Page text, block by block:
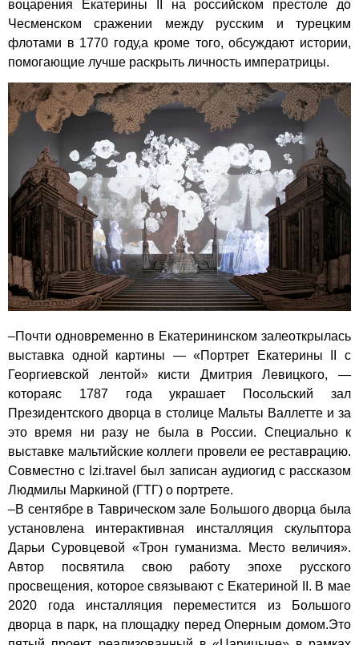
воцарения Екатерины II на российском престоле до
Чесменском сражении между русским и турецким
флотами в 1770 году,а кроме того, обсуждают истории,
помогающие лучше раскрыть личность императрицы.
–Почти одновременно в Екатерининском залеоткрылась
выставка одной картины — «Портрет Екатерины II с
Георгиевской лентой» кисти Дмитрия Левицкого, —
котораяс 1787 года украшает Посольский зал
Президентского дворца в столице Мальты Валлетте и за
это время ни разу не была в России. Специально к
выставке мальтийские коллеги провели ее реставрацию.
Совместно с Izi.travel был записан аудиогид с рассказом
Людмилы Маркиной (ГТГ) о портрете.
–В сентябре в Таврическом зале Большого дворца была
установлена интерактивная инсталляция скульптора
Дарьи Суровцевой «Трон гуманизма. Место величия».
Автор посвятила свою работу эпохе русского
просвещения, которое связывают с Екатериной II. В мае
2020 года инсталляция переместится из Большого
дворца в парк, на площадку перед Оперным домом.Это